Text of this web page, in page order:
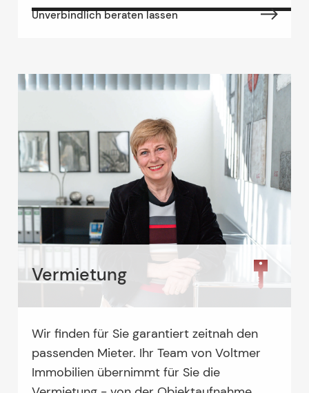
Unverbindlich beraten lassen
Vermietung
Wir finden für Sie garantiert zeitnah den
passenden Mieter. Ihr Team von Voltmer
Immobilien übernimmt für Sie die